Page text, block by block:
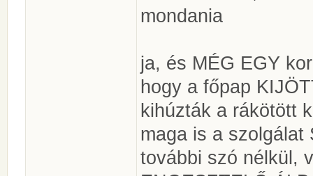
mondania
ja, és MÉG EGY
hogy a főpap
kihúzták a rákötött
maga is a szolgálat
további szó nélkül,